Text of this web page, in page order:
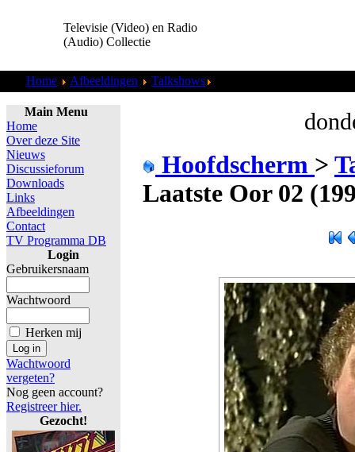
Televisie (Video) en Radio
(Audio) Collectie
Home Afbeeldingen Talkshows
Main Menu
Home
Over deze Site
Nieuws
Discussieforum
Downloads
Links
Afbeeldingen
Contact
TV Programma DB
Login
Gebruikersnaam
Wachtwoord
Herken mij
Wachtwoord
vergeten?
Nog geen account?
Registreer hier.
Gezocht!
Hoofdscherm >
Laatste Oor 02